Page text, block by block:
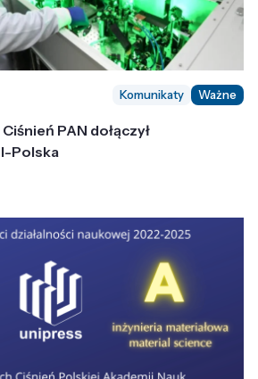
Komunikaty Ważne
PAN dołączył
Polska